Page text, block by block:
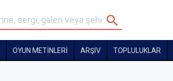
OYUN METİNLERİ ARŞİV TOPLULUKLAR